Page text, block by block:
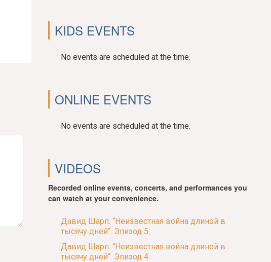
KIDS EVENTS
No events are scheduled at the time.
ONLINE EVENTS
No events are scheduled at the time.
VIDEOS
Recorded online events, concerts, and performances you
can watch at your convenience.
Давид Шарп. “Неизвестная война длиной в
тысячу дней“. Эпизод 5.
Давид Шарп. “Неизвестная война длиной в
тысячу дней“. Эпизод 4.